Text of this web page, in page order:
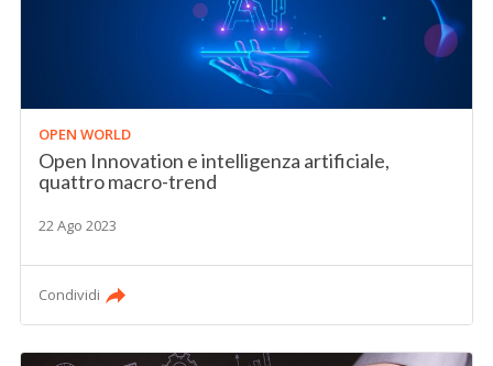
OPEN WORLD
Open Innovation e intelligenza artificiale,
quattro macro-trend
22 Ago 2023
Condividi